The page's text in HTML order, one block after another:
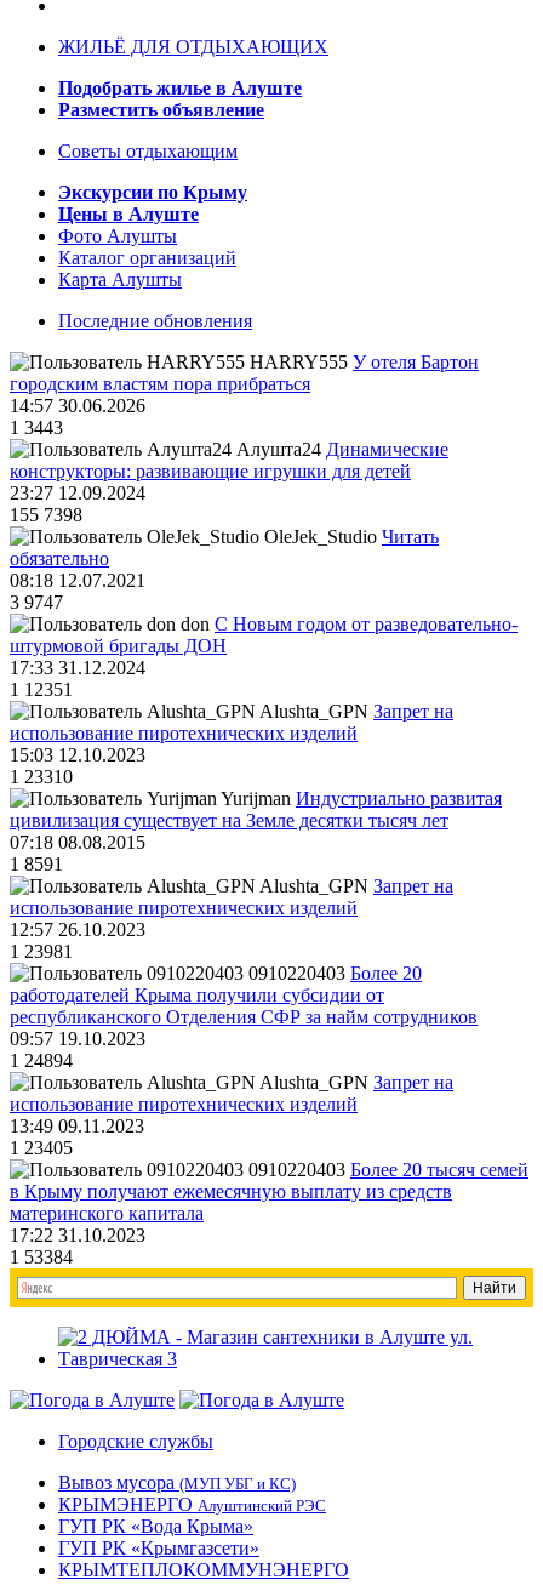
ЖИЛЬЁ ДЛЯ ОТДЫХАЮЩИХ
Подобрать жилье в Алуште
Разместить объявление
Советы отдыхающим
Экскурсии по Крыму
Цены в Алуште
Фото Алушты
Каталог организаций
Карта Алушты
Последние обновления
HARRY555 У отеля Бартон
городским властям пора прибраться
14:57 30.06.2026
1 3443
Алушта24 Динамические
конструкторы: развивающие игрушки для детей
23:27 12.09.2024
155 7398
OleJek_Studio Читать
обязательно
08:18 12.07.2021
3 9747
don С Новым годом от разведовательно-
штурмовой бригады ДОН
17:33 31.12.2024
1 12351
Alushta_GPN Запрет на
использование пиротехнических изделий
15:03 12.10.2023
1 23310
Yurijman Индустриально развитая
цивилизация существует на Земле десятки тысяч лет
07:18 08.08.2015
1 8591
Alushta_GPN Запрет на
использование пиротехнических изделий
12:57 26.10.2023
1 23981
0910220403 Более 20
работодателей Крыма получили субсидии от
республиканского Отделения СФР за найм сотрудников
09:57 19.10.2023
1 24894
Alushta_GPN Запрет на
использование пиротехнических изделий
13:49 09.11.2023
1 23405
0910220403 Более 20 тысяч семей
в Крыму получают ежемесячную выплату из средств
материнского капитала
17:22 31.10.2023
1 53384
Городские службы
Вывоз мусора (МУП УБГ и КС)
КРЫМЭНЕРГО Алуштинский РЭС
ГУП РК «Вода Крыма»
ГУП РК «Крымгазсети»
КРЫМТЕПЛОКОММУНЭНЕРГО